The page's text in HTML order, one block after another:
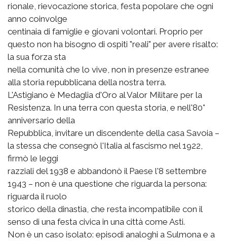
rionale, rievocazione storica, festa popolare che ogni
anno coinvolge
centinaia di famiglie e giovani volontari. Proprio per
questo non ha bisogno di ospiti "reali" per avere risalto:
la sua forza sta
nella comunità che lo vive, non in presenze estranee
alla storia repubblicana della nostra terra.
L'Astigiano è Medaglia d'Oro al Valor Militare per la
Resistenza. In una terra con questa storia, e nell'80°
anniversario della
Repubblica, invitare un discendente della casa Savoia –
la stessa che consegnò l'Italia al fascismo nel 1922,
firmò le leggi
razziali del 1938 e abbandonò il Paese l'8 settembre
1943 – non è una questione che riguarda la persona:
riguarda il ruolo
storico della dinastia, che resta incompatibile con il
senso di una festa civica in una città come Asti.
Non è un caso isolato: episodi analoghi a Sulmona e a